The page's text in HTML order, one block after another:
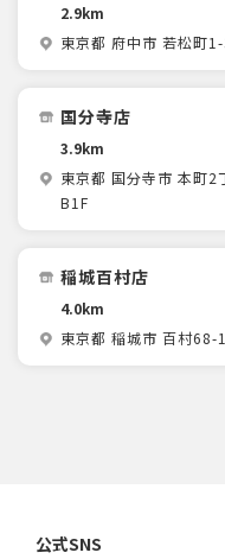
2.9km
東京都 府中市 若松町
国分寺店
3.9km
東京都 国分寺市 本
B1F
稲城百村店
4.0km
東京都 稲城市 百村68-1
公式SNS